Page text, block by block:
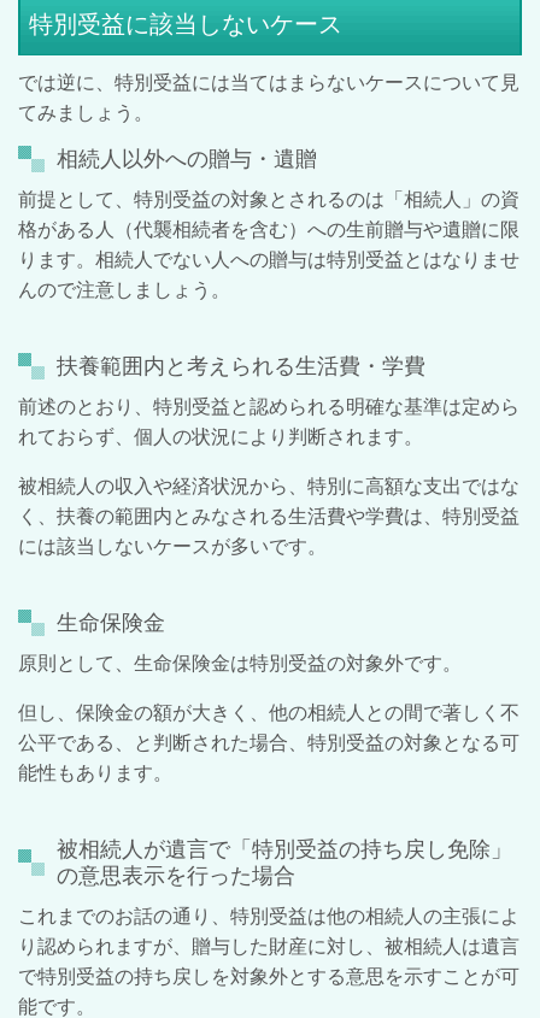
特別受益に該当しないケース
では逆に、特別受益には当てはまらないケースについて見
てみましょう。
相続人以外への贈与・遺贈
前提として、特別受益の対象とされるのは「相続人」の資
格がある人（代襲相続者を含む）への生前贈与や遺贈に限
ります。相続人でない人への贈与は特別受益とはなりませ
んので注意しましょう。
扶養範囲内と考えられる生活費・学費
前述のとおり、特別受益と認められる明確な基準は定めら
れておらず、個人の状況により判断されます。
被相続人の収入や経済状況から、特別に高額な支出ではな
く、扶養の範囲内とみなされる生活費や学費は、特別受益
には該当しないケースが多いです。
生命保険金
原則として、生命保険金は特別受益の対象外です。
但し、保険金の額が大きく、他の相続人との間で著しく不
公平である、と判断された場合、特別受益の対象となる可
能性もあります。
被相続人が遺言で「特別受益の持ち戻し免除」
の意思表示を行った場合
これまでのお話の通り、特別受益は他の相続人の主張によ
り認められますが、贈与した財産に対し、被相続人は遺言
で特別受益の持ち戻しを対象外とする意思を示すことが可
能です。